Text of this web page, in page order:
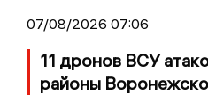
07/08/2026 07:06
11 дронов ВСУ
районы